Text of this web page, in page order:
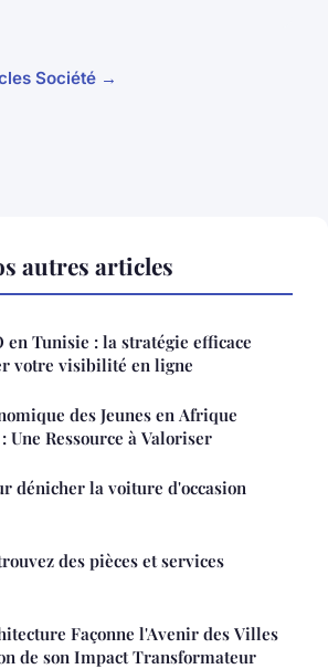
Société →
autres articles
en Tunisie : la stratégie efficace
votre visibilité en ligne
des Jeunes en Afrique
Une Ressource à Valoriser
dénicher la voiture d'occasion
des pièces et services
Façonne l'Avenir des Villes
de son Impact Transformateur